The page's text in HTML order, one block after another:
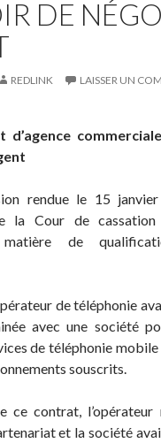
DE
REDLINK LAISSER UN
d’agence
rendue le 15
la Cour de
de
de téléphonie
avec une société
de téléphonie mobile
souscrits.
ce contrat, l’opérateur
et la société